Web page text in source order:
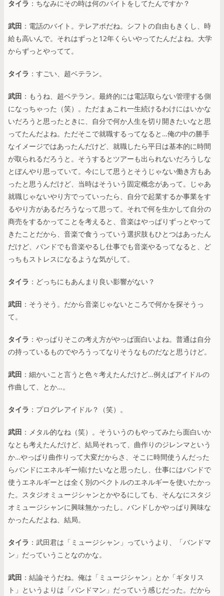
タイラ ：ちなみにその時は何のバイトをしてたんですか？
武田 ：電話のバイト。テレアポだね。シフトの自由もきくし、時
給も高いんで。それはずっと12年くらいやってたんだよね。大学
からずっとやってて。
タイラ ：すごい、超ベテラン。
武田 ：もうね、超ベテラン。最終的には電話取らない管理する側
になっちゃった（笑）。ただまぁこれ一生続けるわけにはいかな
いだろうと思ったときに、自分で何か人生を切り開きたいなと思
ってたんだよね。ただそこで就職するってなると…俺の中の勝手
なイメージではあったんだけど、就職したら平日は基本的に時間
が取られるだろうと。そうするとツアーも出られないだろうしな
とぼんやり思っていて。今にして思うとそうじゃない働き方もあ
ったと思うんだけど、当時はそういう固定概念があって。じゃあ
就職じゃないやり方でっていったら、自分で起業するか事業をす
るやり方があるだろうなって思って。それで何を生かして自分の
商売をするかってことを考えると、音楽はやっぱりずっとやって
きたことだから、音楽で食うっていう選択肢もひとつはあったん
だけど、バンドでも音楽やるし仕事でも音楽やるってなると、ど
っちもストレスになるような気がして。
タイラ ：どっちにもあんまり良い影響がない？
武田 ：そうそう。だから音楽じゃないところで何かを探そうっ
て。
タイラ ：やっぱりそこの考え方がやっぱ面白いよね。普通は自分
の持っているものでやろうってなりそうなものだなと思うけど。
武田 ：細かいこと言うと色々考えたんだけど…例えばアイドルの
作曲して、とか…。
タイラ ：プログレアイドル？（笑）。
武田 ：メタル的なね（笑）。そういうのもやってみたら面白いか
なとも考えたんだけど、結局それって、曲作りのジレンマという
か…やっぱり曲作りって大変だからさ、そこに時間使うんだった
らバンドにエネルギー傾けたいなと思ったし、仕事にはバンドで
使うエネルギーとは全く別のベクトルのエネルギーを使いたかっ
た。スタジオミュージシャンとかやるにしても、そんなにスタジ
オミュージシャンに興味無かったし。バンドしかやっぱり興味な
かったんだよね、結局。
タイラ ：武田君は「ミュージシャン」っていうより、「バンドマ
ン」だっていうことなのかな。
武田 ：結論そうだね。俺は「ミュージシャン」とか「ギタリス
ト」というよりは「バンドマン」だっていう感じだった。だから